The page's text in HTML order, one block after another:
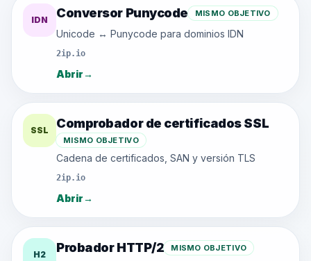
IDN Conversor Punycode MISMO OBJETIVO
Unicode ↔ Punycode para dominios IDN
2ip.io
Abrir→
SSL Comprobador de certificados SSL
MISMO OBJETIVO
Cadena de certificados, SAN y versión TLS
2ip.io
Abrir→
H2 Probador HTTP/2 MISMO OBJETIVO